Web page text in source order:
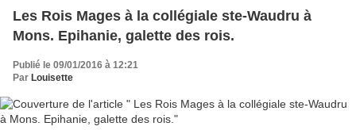
Les Rois Mages à la collégiale ste-Waudru à
Mons. Epihanie, galette des rois.
Publié le 09/01/2016 à 12:21
Par Louisette